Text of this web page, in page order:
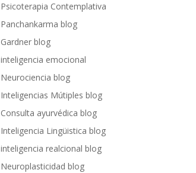
Psicoterapia Contemplativa
Panchankarma blog
Gardner blog
inteligencia emocional
Neurociencia blog
Inteligencias Mútiples blog
Consulta ayurvédica blog
Inteligencia Lingüistica blog
inteligencia realcional blog
Neuroplasticidad blog